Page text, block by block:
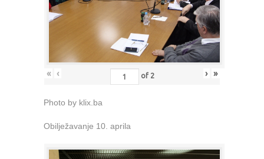
« ‹ of 2 › »
Photo by klix.ba
Obilježavanje 10. aprila